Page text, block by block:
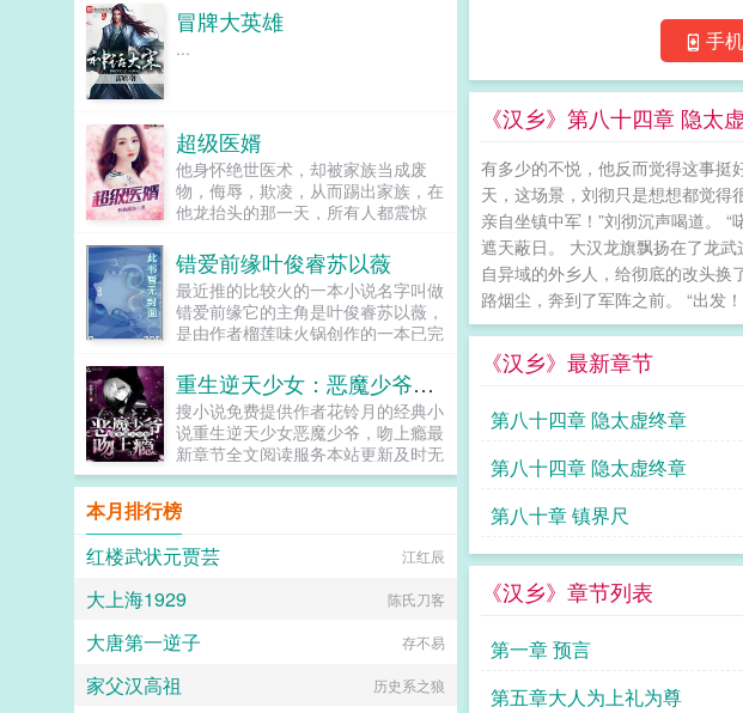
手
《汉乡》第八十四章 隐太
有多少的不悦，他反而觉得这事挺
天，这场景，刘彻只是想想都觉得
亲自坐镇中军！”刘彻沉声喝道。
遮天蔽日。 大汉龙旗飘扬在了龙
自异域的外乡人，给彻底的改头
路烟尘，奔到了军阵之前。 “出
《汉乡》最新章节
第八十四章 隐太虚终章
第八十四章 隐太虚终章
第八十章 镇界尺
《汉乡》章节列表
第一章 预言
第五章大人为上礼为尊
煌，国祚永昌，汉魂不...
冒牌大英雄
...
超级医婿
他身怀绝世医术，却被家族当成废
物，侮辱，欺凌，从而踢出家族，在
他龙抬头的那一天，所有人都震惊
不起的王者。...
错爱前缘叶俊睿苏以薇
最近推的比较火的一本小说名字叫做
错爱前缘它的主角是叶俊睿苏以薇，
是由作者榴莲味火锅创作的一本已完
文网为您提供错爱前缘的最新简介叶
俊博趁事情还没闹大，顶着周围的舆
论压力，立刻叶俊睿给拉到一边哥，
咱们说好的在公共场合要守礼一点，
爷爷去世前的教诲你都忘了吗？...
重生逆天少女：恶魔少爷，吻上瘾
搜小说免费提供作者花铃月的经典小
说重生逆天少女恶魔少爷，吻上瘾最
新章节全文阅读服务本站更新及时无
弹窗广告欢迎光临观看小说她从生下
来就不祥之人，克母克父，一心想要
进入学院学习的她，却被迫要给东方
家那虐人的废材少爷做未婚妻，谁知
道，这少爷是个扮猪吃老虎的人。我
还克丈夫，你确定要我？白卿卿问。
起天下无敌。白卿卿都说东方家的少
一个个都死了。所有人都觉得白卿卿
本月排行榜
红楼武状元贾芸
江红辰
大上海1929 陈氏刀客
大唐第一逆子 存不易
家父汉高祖 历史系之狼